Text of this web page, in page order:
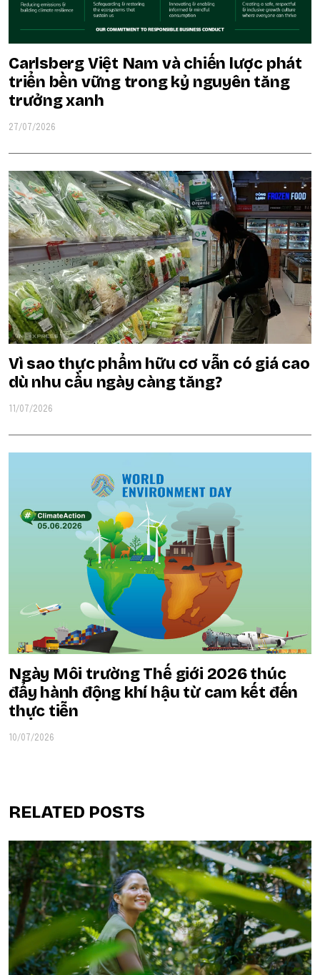
Carlsberg Việt Nam và chiến lược phát
triển bền vững trong kỷ nguyên tăng
trưởng xanh
27/07/2026
Vì sao thực phẩm hữu cơ vẫn có giá cao
dù nhu cầu ngày càng tăng?
11/07/2026
Ngày Môi trường Thế giới 2026 thúc
đẩy hành động khí hậu từ cam kết đến
thực tiễn
10/07/2026
RELATED POSTS